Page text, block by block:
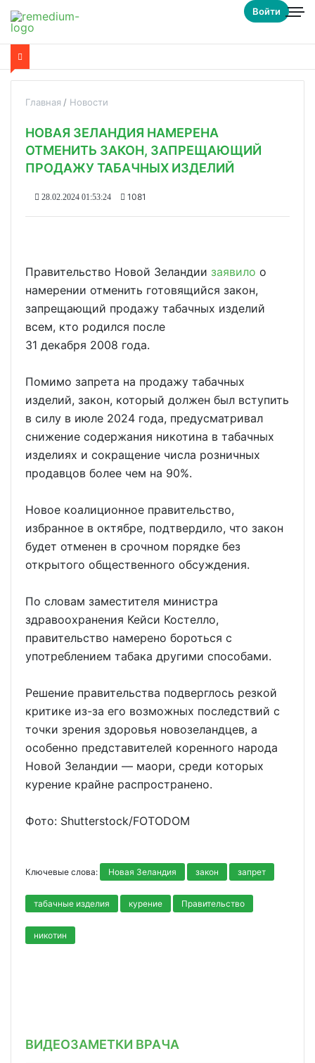
Войти
Главная Новости
НОВАЯ ЗЕЛАНДИЯ НАМЕРЕНА
ОТМЕНИТЬ ЗАКОН, ЗАПРЕЩАЮЩИЙ
ПРОДАЖУ ТАБАЧНЫХ ИЗДЕЛИЙ
28.02.2024 01:53:24 1081
Правительство Новой Зеландии заявило о
намерении отменить готовящийся закон,
запрещающий продажу табачных изделий
всем, кто родился после
31 декабря 2008 года.
Помимо запрета на продажу табачных
изделий, закон, который должен был вступить
в силу в июле 2024 года, предусматривал
снижение содержания никотина в табачных
изделиях и сокращение числа розничных
продавцов более чем на 90%.
Новое коалиционное правительство,
избранное в октябре, подтвердило, что закон
будет отменен в срочном порядке без
открытого общественного обсуждения.
По словам заместителя министра
здравоохранения Кейси Костелло,
правительство намерено бороться с
употреблением табака другими способами.
Решение правительства подверглось резкой
критике из-за его возможных последствий с
точки зрения здоровья новозеландцев, а
особенно представителей коренного народа
Новой Зеландии — маори, среди которых
курение крайне распространено.
Фото: Shutterstoсk/FOTODOM
Ключевые слова: Новая Зеландия закон запрет
табачные изделия курение Правительство
никотин
ВИДЕОЗАМЕТКИ ВРАЧА